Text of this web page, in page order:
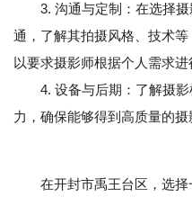
3. 沟通与定制：在选择摄
通，了解其拍摄风格、技术
以要求摄影师根据个人需求进
4. 设备与后期：了解摄影
力，确保能够得到高质量的摄
在开封市禹王台区，选择